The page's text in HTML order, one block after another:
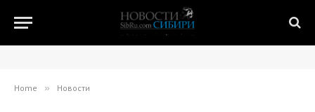
Home » Новости